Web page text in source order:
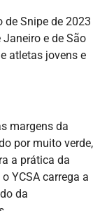
de Snipe de 2023
e de São
atletas jovens e
margens da
por muito verde,
a prática da
YCSA carrega a
da